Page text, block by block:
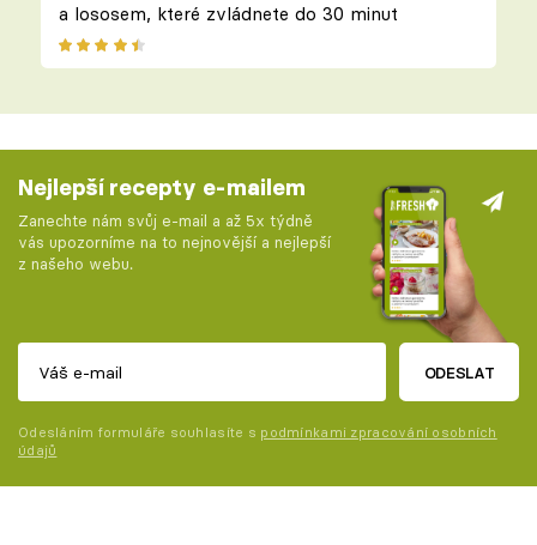
a lososem, které zvládnete do 30 minut
Nejlepší recepty e-mailem
Zanechte nám svůj e-mail a až 5x týdně
vás upozorníme na to nejnovější a nejlepší
z našeho webu.
ODESLAT
Odesláním formuláře souhlasíte s podmínkami zpracování osobních
údajů